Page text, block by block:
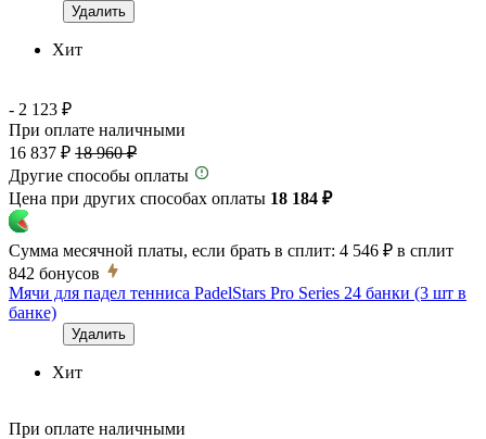
Удалить
Хит
- 2 123 ₽
При оплате наличными
16 837 ₽ 18 960 ₽
Другие способы оплаты
Цена при других способах оплаты 18 184 ₽
Сумма месячной платы, если брать в сплит: 4 546 ₽ в сплит
842 бонусов
Мячи для падел тенниса PadelStars Pro Series 24 банки (3 шт в
банке)
Удалить
Хит
При оплате наличными